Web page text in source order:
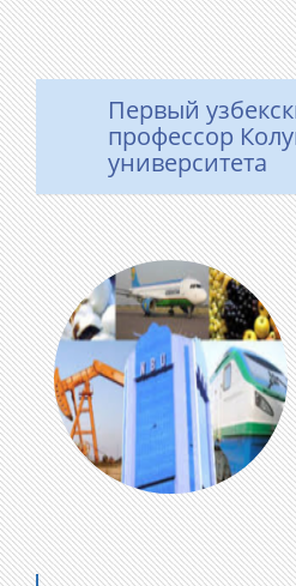
Первый
профессор
университета